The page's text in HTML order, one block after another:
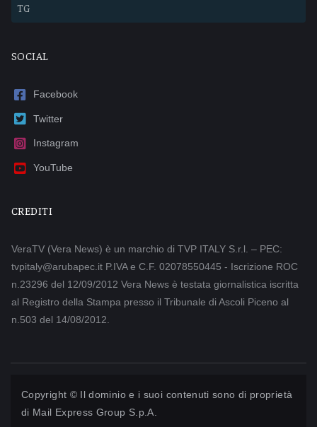
TG
SOCIAL
Facebook
Twitter
Instagram
YouTube
CREDITI
VeraTV (Vera News) è un marchio di TVP ITALY S.r.l. – PEC:
tvpitaly@arubapec.it P.IVA e C.F. 02078550445 - Iscrizione ROC
n.23296 del 12/09/2012 Vera News è testata giornalistica iscritta
al Registro della Stampa presso il Tribunale di Ascoli Piceno al
n.503 del 14/08/2012.
Copyright © Il dominio e i suoi contenuti sono di proprietà
di Mail Express Group S.p.A.